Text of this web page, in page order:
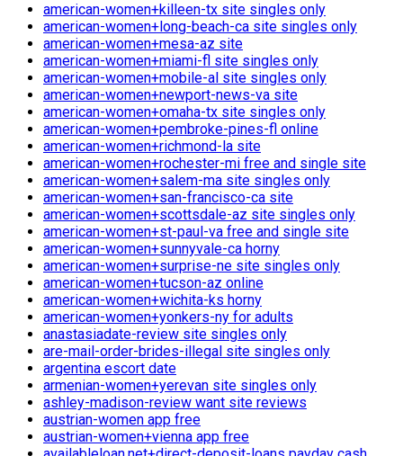
american-women+killeen-tx site singles only
american-women+long-beach-ca site singles only
american-women+mesa-az site
american-women+miami-fl site singles only
american-women+mobile-al site singles only
american-women+newport-news-va site
american-women+omaha-tx site singles only
american-women+pembroke-pines-fl online
american-women+richmond-la site
american-women+rochester-mi free and single site
american-women+salem-ma site singles only
american-women+san-francisco-ca site
american-women+scottsdale-az site singles only
american-women+st-paul-va free and single site
american-women+sunnyvale-ca horny
american-women+surprise-ne site singles only
american-women+tucson-az online
american-women+wichita-ks horny
american-women+yonkers-ny for adults
anastasiadate-review site singles only
are-mail-order-brides-illegal site singles only
argentina escort date
armenian-women+yerevan site singles only
ashley-madison-review want site reviews
austrian-women app free
austrian-women+vienna app free